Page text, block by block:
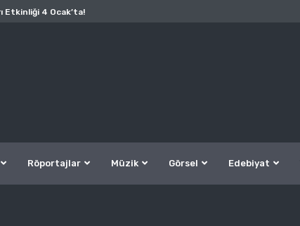
Etkinliği 4 Ocak’ta!
Röportajlar Müzik Görsel Edebiyat